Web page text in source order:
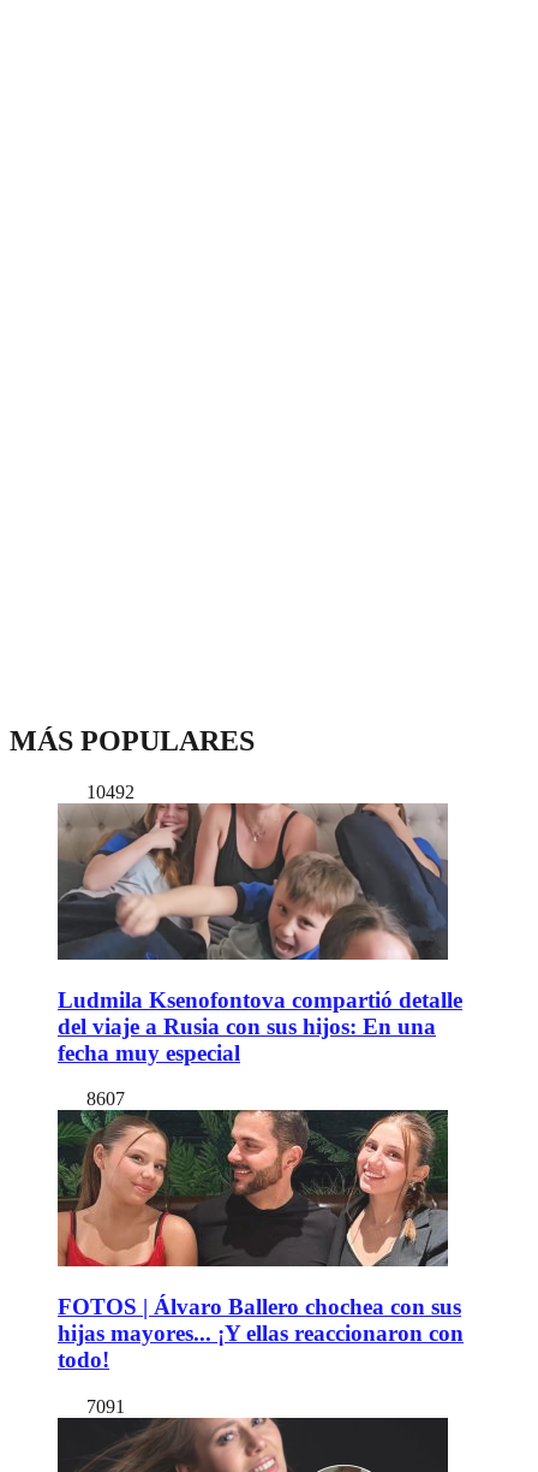
MÁS POPULARES
10492
Ludmila Ksenofontova compartió detalle
del viaje a Rusia con sus hijos: En una
fecha muy especial
8607
FOTOS | Álvaro Ballero chochea con sus
hijas mayores... ¡Y ellas reaccionaron con
todo!
7091